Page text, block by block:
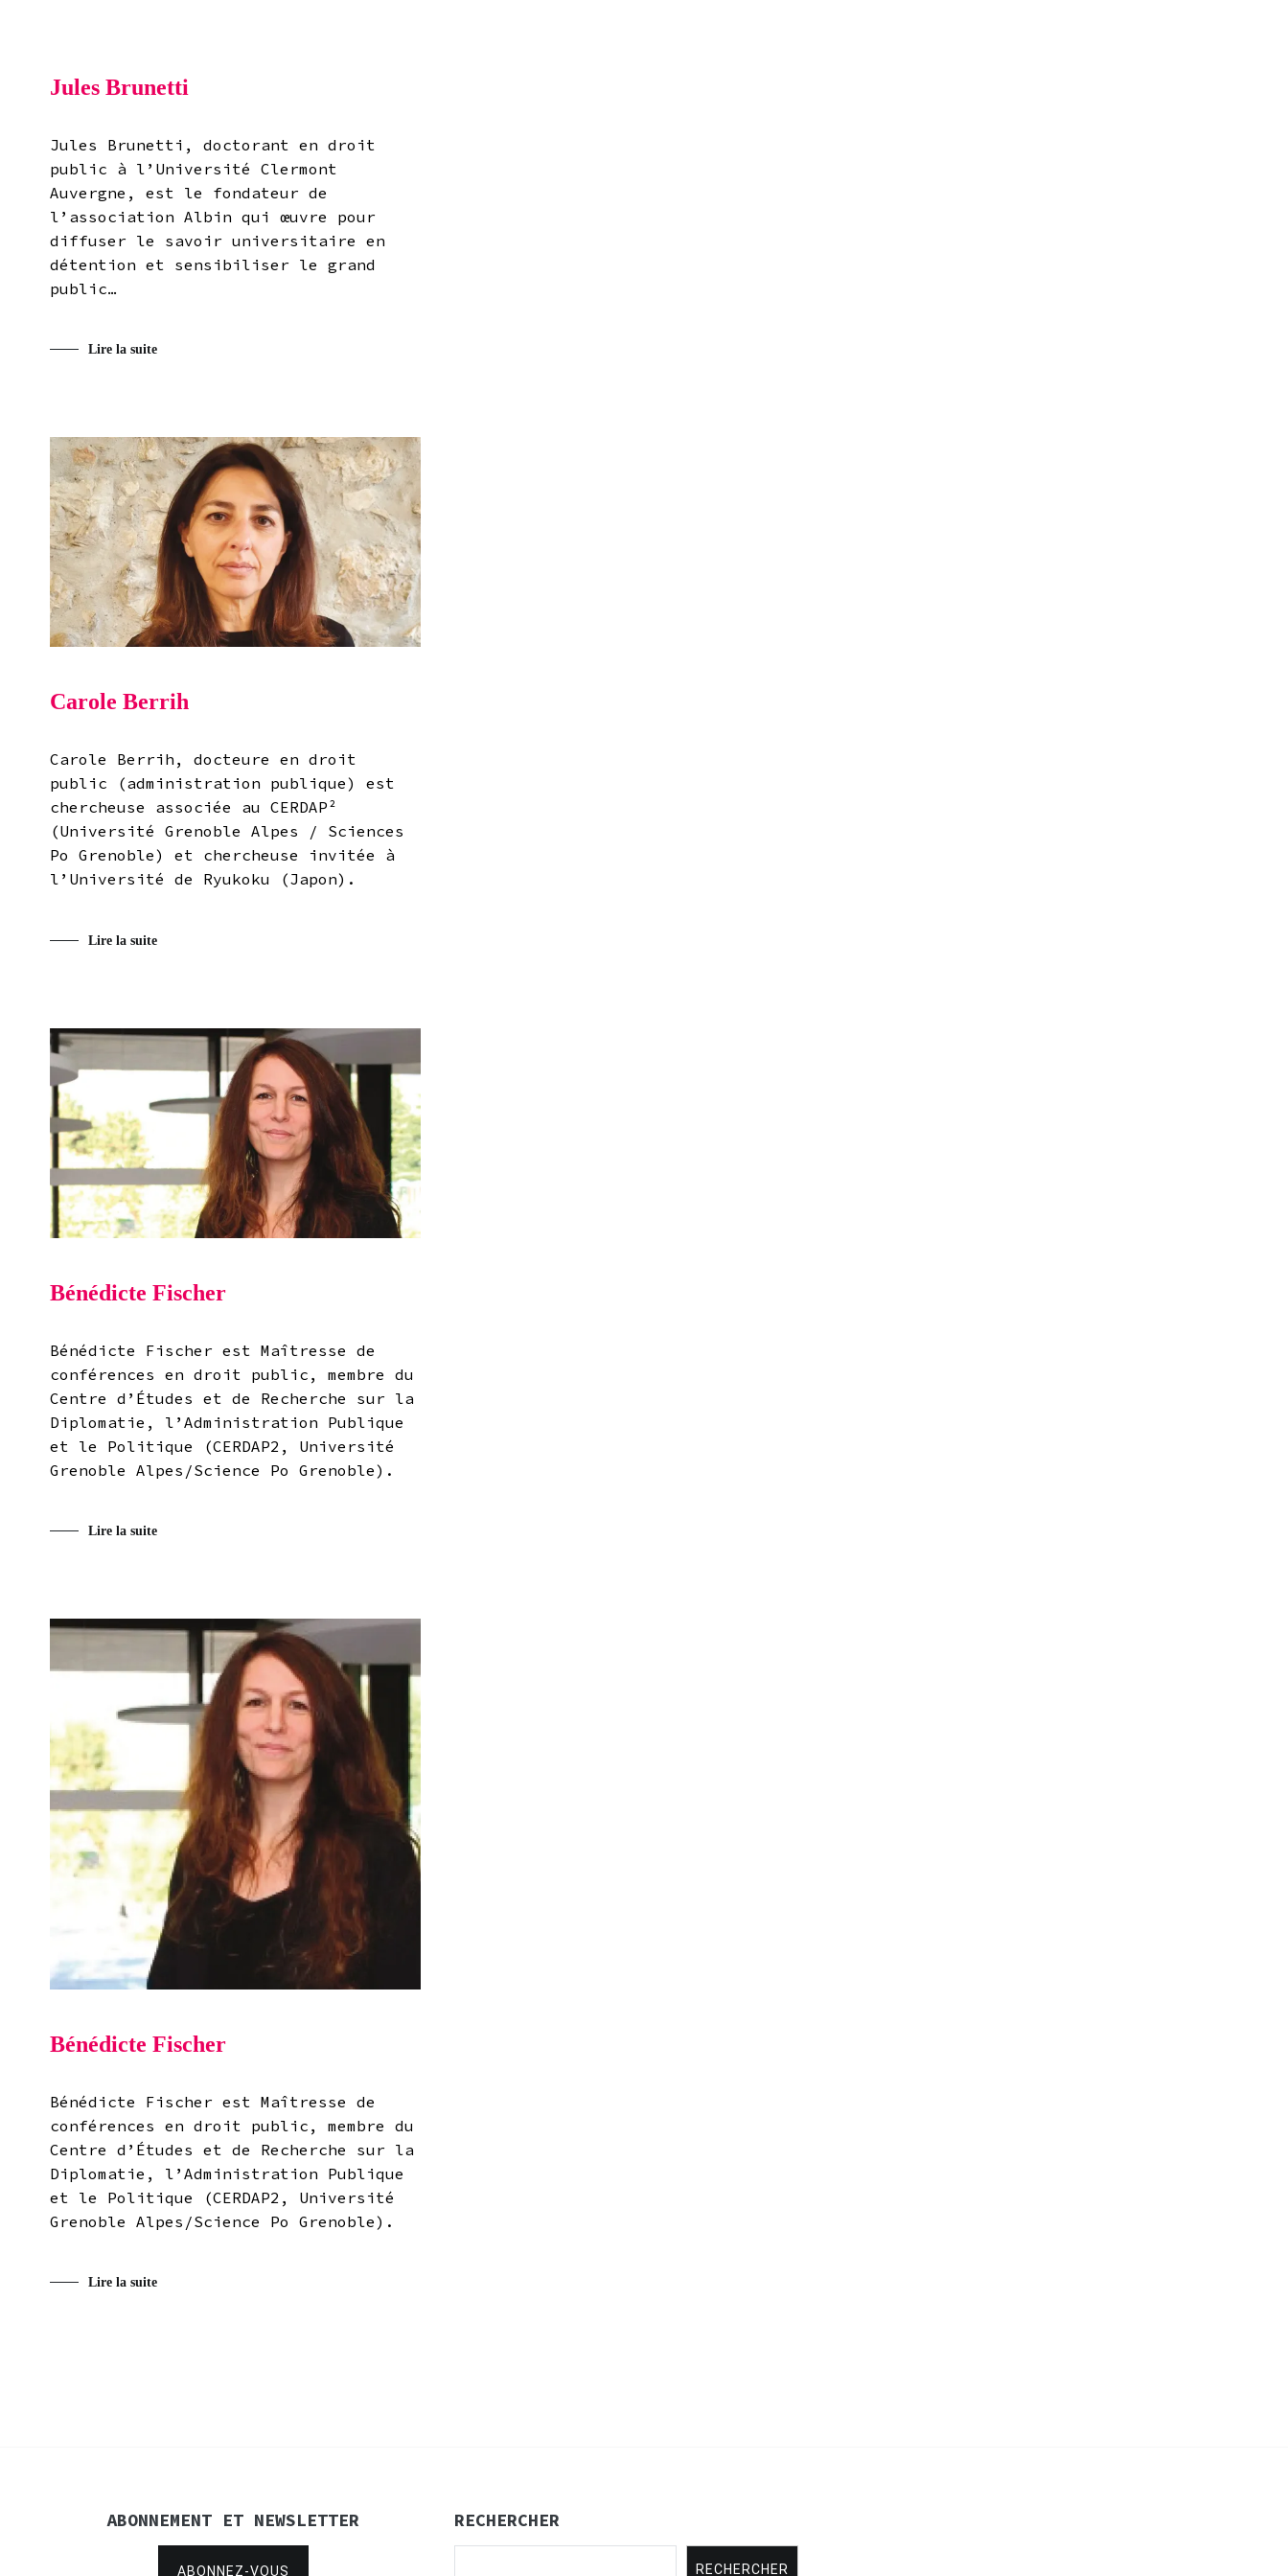
Jules Brunetti
Jules Brunetti, doctorant en droit
public à l’Université Clermont
Auvergne, est le fondateur de
l’association Albin qui œuvre pour
diffuser le savoir universitaire en
détention et sensibiliser le grand
public…
Lire la suite
Carole Berrih
Carole Berrih, docteure en droit
public (administration publique) est
chercheuse associée au CERDAP²
(Université Grenoble Alpes / Sciences
Po Grenoble) et chercheuse invitée à
l’Université de Ryukoku (Japon).
Lire la suite
Bénédicte Fischer
Bénédicte Fischer est Maîtresse de
conférences en droit public, membre du
Centre d’Études et de Recherche sur la
Diplomatie, l’Administration Publique
et le Politique (CERDAP2, Université
Grenoble Alpes/Science Po Grenoble).
Lire la suite
Bénédicte Fischer
Bénédicte Fischer est Maîtresse de
conférences en droit public, membre du
Centre d’Études et de Recherche sur la
Diplomatie, l’Administration Publique
et le Politique (CERDAP2, Université
Grenoble Alpes/Science Po Grenoble).
Lire la suite
ABONNEMENT ET NEWSLETTER
ABONNEZ-VOUS
RECHERCHER
RECHERCHER